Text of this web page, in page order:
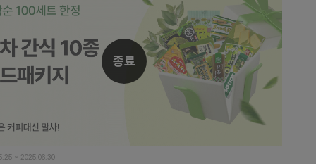
종료
~ 2025.06.30